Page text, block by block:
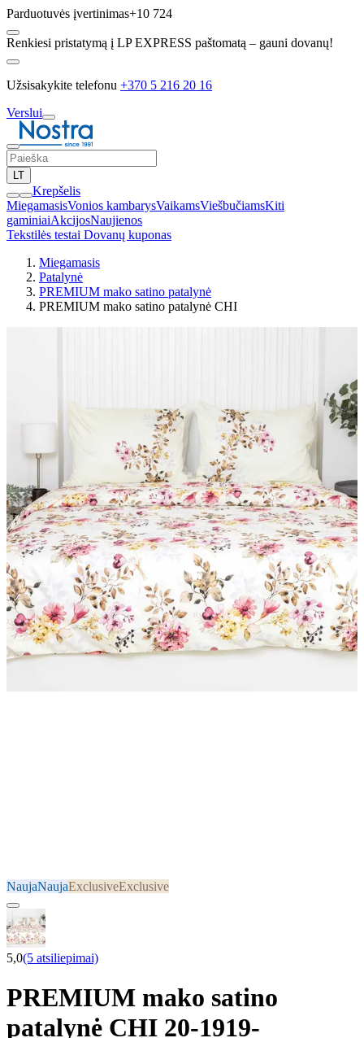
Parduotuvės įvertinimas+10 724
Renkiesi pristatymą į LP EXPRESS paštomatą – gauni dovanų!
Užsisakykite telefonu +370 5 216 20 16
Verslui
LT
Krepšelis
MiegamasisVonios kambarysVaikamsViešbučiamsKiti
gaminiaiAkcijosNaujienos
Tekstilės testai Dovanų kuponas
Miegamasis
Patalynė
PREMIUM mako satino patalynė
PREMIUM mako satino patalynė CHI
NaujaNaujaExclusiveExclusive
5,0(5 atsiliepimai)
PREMIUM mako satino
patalynė CHI 20-1919-